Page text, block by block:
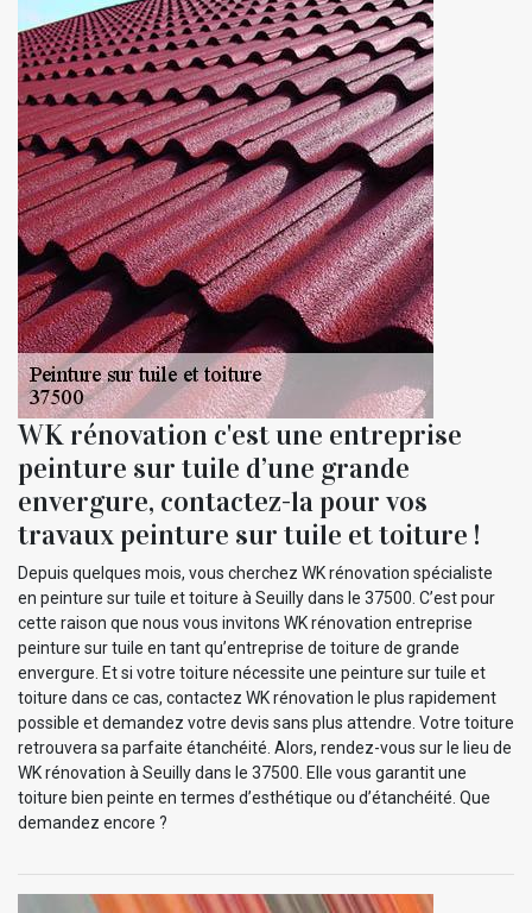
WK rénovation c'est une entreprise
peinture sur tuile d’une grande
envergure, contactez-la pour vos
travaux peinture sur tuile et toiture !
Depuis quelques mois, vous cherchez WK rénovation spécialiste
en peinture sur tuile et toiture à Seuilly dans le 37500. C’est pour
cette raison que nous vous invitons WK rénovation entreprise
peinture sur tuile en tant qu’entreprise de toiture de grande
envergure. Et si votre toiture nécessite une peinture sur tuile et
toiture dans ce cas, contactez WK rénovation le plus rapidement
possible et demandez votre devis sans plus attendre. Votre toiture
retrouvera sa parfaite étanchéité. Alors, rendez-vous sur le lieu de
WK rénovation à Seuilly dans le 37500. Elle vous garantit une
toiture bien peinte en termes d’esthétique ou d’étanchéité. Que
demandez encore ?